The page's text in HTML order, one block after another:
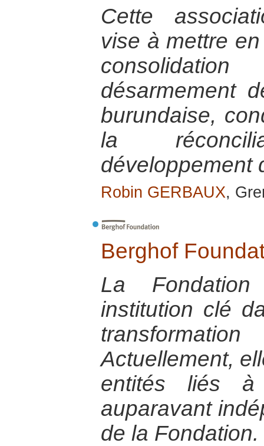
Cette
vise à mettre
désarmement
burundaise,
la
développement
Robin GERBAUX,
Berghof
La
institution clé
Actuellement,
entités liés
auparavant
de la Fondation.